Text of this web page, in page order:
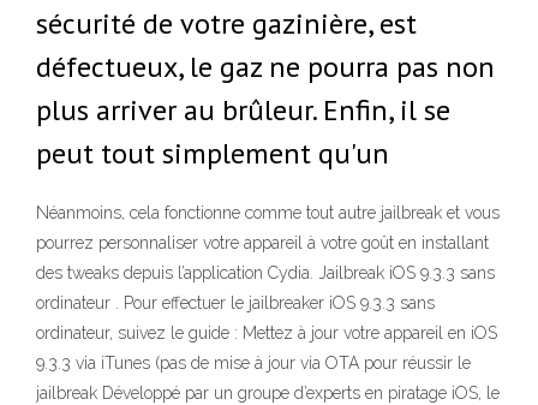
sécurité de votre gazinière, est
défectueux, le gaz ne pourra pas non
plus arriver au brûleur. Enfin, il se
peut tout simplement qu'un
Néanmoins, cela fonctionne comme tout autre jailbreak et vous
pourrez personnaliser votre appareil à votre goût en installant
des tweaks depuis l’application Cydia. Jailbreak iOS 9.3.3 sans
ordinateur . Pour effectuer le jailbreaker iOS 9.3.3 sans
ordinateur, suivez le guide : Mettez à jour votre appareil en iOS
9.3.3 via iTunes (pas de mise à jour via OTA pour réussir le
jailbreak Développé par un groupe d’experts en piratage iOS, le